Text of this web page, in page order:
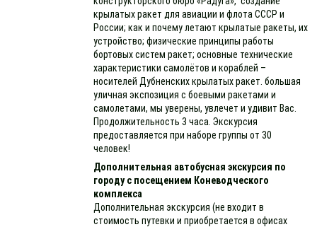
крылатых ракет для авиации и флота СССР и
России; как и почему летают крылатые ракеты, их
устройство; физические принципы работы
бортовых систем ракет; основные технические
характеристики самолётов и кораблей –
носителей Дубненских крылатых ракет. большая
уличная экспозиция с боевыми ракетами и
самолетами, мы уверены, увлечет и удивит Вас.
Продолжительность 3 часа. Экскурсия
предоставляется при наборе группы от 30
человек!
Дополнительная автобусная экскурсия по
городу с посещением Коневодческого
комплекса
Дополнительная экскурсия (не входит в
стоимость путевки и приобретается в офисах